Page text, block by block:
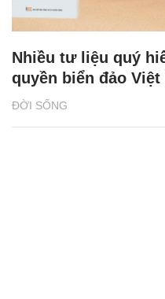
ĐỜI SỐNG
Nhiều tư liệu quý
quyền biển đảo Việt